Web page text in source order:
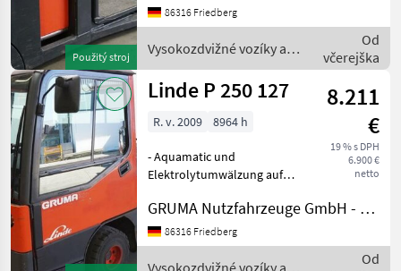
Použitý stroj
Gabelausführung 560 - 1150
mm - Zugangskontrolle:
LFM-RFID - ac: acces
86316 Friedberg
Vysokozdvižné vozíky a
skladová technika / Linde
Od
včerejška
Linde P 250 127
8.211
€
19 % s DPH
6.900 €
netto
R. v. 2009 8964 h
- Aquamatic und
Elektrolytumwälzung auf
REMA 320A - vertikaler
Batteriewechsel -
Spannungswandler -
Vollkabine - Bauhöhe durch
GRUMA Nutzfahrzeuge GmbH - Staplertechnik
86316 Friedberg
Vysokozdvižné vozíky a
Od